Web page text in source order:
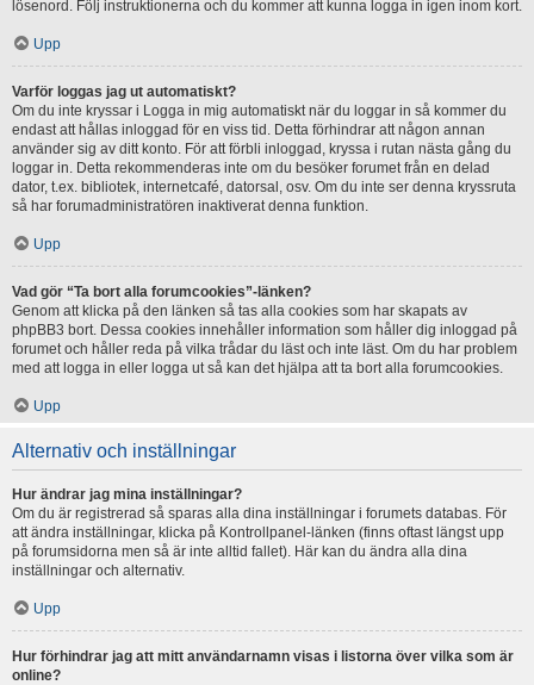
lösenord. Följ instruktionerna och du kommer att kunna logga in igen inom kort.
Upp
Varför loggas jag ut automatiskt?
Om du inte kryssar i Logga in mig automatiskt när du loggar in så kommer du
endast att hållas inloggad för en viss tid. Detta förhindrar att någon annan
använder sig av ditt konto. För att förbli inloggad, kryssa i rutan nästa gång du
loggar in. Detta rekommenderas inte om du besöker forumet från en delad
dator, t.ex. bibliotek, internetcafé, datorsal, osv. Om du inte ser denna kryssruta
så har forumadministratören inaktiverat denna funktion.
Upp
Vad gör “Ta bort alla forumcookies”-länken?
Genom att klicka på den länken så tas alla cookies som har skapats av
phpBB3 bort. Dessa cookies innehåller information som håller dig inloggad på
forumet och håller reda på vilka trådar du läst och inte läst. Om du har problem
med att logga in eller logga ut så kan det hjälpa att ta bort alla forumcookies.
Upp
Alternativ och inställningar
Hur ändrar jag mina inställningar?
Om du är registrerad så sparas alla dina inställningar i forumets databas. För
att ändra inställningar, klicka på Kontrollpanel-länken (finns oftast längst upp
på forumsidorna men så är inte alltid fallet). Här kan du ändra alla dina
inställningar och alternativ.
Upp
Hur förhindrar jag att mitt användarnamn visas i listorna över vilka som är
online?